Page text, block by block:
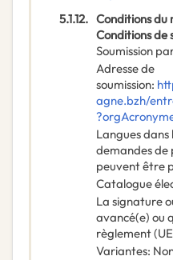
5.1.12. Conditions du
Conditions de
Soumission
Adresse de
soumission:
agne.bzh/
Langues dans
demandes
peuvent être
Catalogue
La signature
avancé(e) ou
règlement
Variantes: